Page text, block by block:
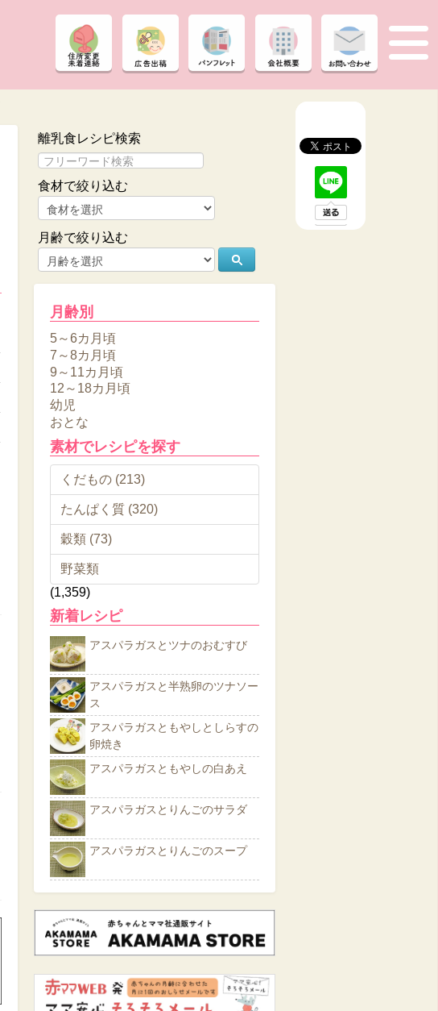
離乳食レシピ検索
食材で絞り込む
月齢で絞り込む
月齢別
5～6カ月頃
7～8カ月頃
9～11カ月頃
12～18カ月頃
幼児
おとな
素材でレシピを探す
くだもの (213)
たんぱく質 (320)
穀類 (73)
野菜類
(1,359)
新着レシピ
アスパラガスとツナのおむすび
アスパラガスと半熟卵のツナソー
ス
アスパラガスともやしとしらすの
卵焼き
アスパラガスともやしの白あえ
アスパラガスとりんごのサラダ
アスパラガスとりんごのスープ